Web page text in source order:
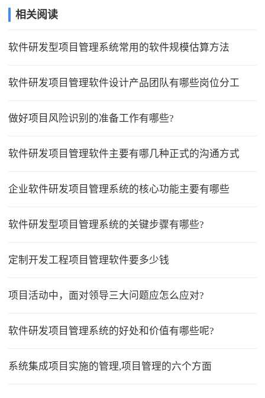
相关阅读
软件研发型项目管理系统常用的软件规模估算方法
软件研发项目管理软件设计产品团队有哪些岗位分工
做好项目风险识别的准备工作有哪些?
软件研发项目管理软件主要有哪几种正式的沟通方式
企业软件研发项目管理系统的核心功能主要有哪些
软件研发型项目管理系统的关键步骤有哪些?
定制开发工程项目管理软件要多少钱
项目活动中，面对领导三大问题应怎么应对?
软件研发项目管理系统的好处和价值有哪些呢?
系统集成项目实施的管理,项目管理的六个方面